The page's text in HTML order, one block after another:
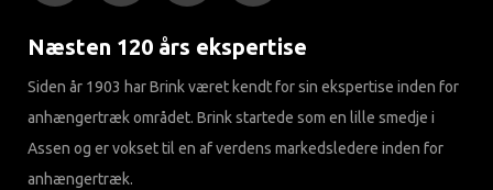
Næsten 120 års ekspertise
Siden år 1903 har Brink været kendt for sin ekspertise inden for
anhængertræk området. Brink startede som en lille smedje i
Assen og er vokset til en af ​​verdens markedsledere inden for
anhængertræk.